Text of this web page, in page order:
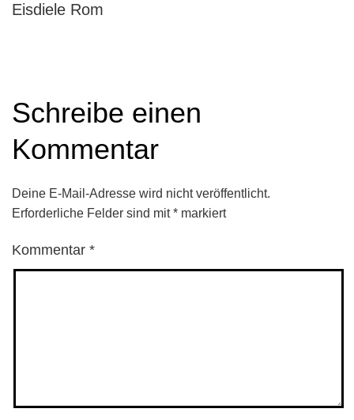
Eisdiele Rom
Schreibe einen
Kommentar
Deine E-Mail-Adresse wird nicht veröffentlicht.
Erforderliche Felder sind mit* markiert
Kommentar *